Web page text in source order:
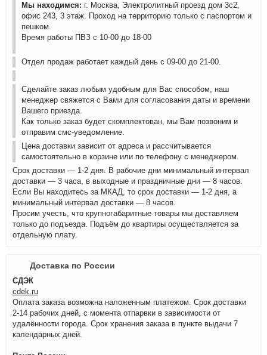
Мы находимся: г. Москва, Электролитный проезд дом 3с2,
офис 243, 3 этаж. Проход на территорию только с паспортом и
пешком.
Время работы ПВЗ с 10-00 до 18-00
Отдел продаж работает каждый день с 09-00 до 21-00.
Сделайте заказ любым удобным для Вас способом, наш
менеджер свяжется с Вами для согласования даты и времени
Вашего приезда.
Как только заказ будет скомплектован, мы Вам позвоним и
отправим смс-уведомление.
Цена доставки зависит от адреса и рассчитывается
самостоятельно в корзине или по телефону с менеджером.
Срок доставки — 1-2 дня. В рабочие дни минимальный интервал
доставки — 3 часа, в выходные и праздничные дни — 8 часов.
Если Вы находитесь за МКАД, то срок доставки — 1-2 дня, а
минимальный интервал доставки — 8 часов.
Просим учесть, что крупногабаритные товары мы доставляем
только до подъезда. Подъём до квартиры осуществляется за
отдельную плату.
Доставка по России
СДЭК
cdek.ru
Оплата заказа возможна наложенным платежом. Срок доставки
2-14 рабочих дней, с момента отпарвки в зависимости от
удалённости города. Срок хранения заказа в пункте выдачи 7
календарных дней.